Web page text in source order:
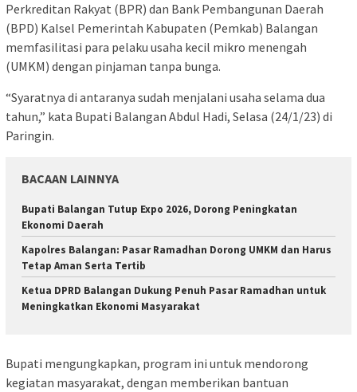
Perkreditan Rakyat (BPR) dan Bank Pembangunan Daerah
(BPD) Kalsel Pemerintah Kabupaten (Pemkab) Balangan
memfasilitasi para pelaku usaha kecil mikro menengah
(UMKM) dengan pinjaman tanpa bunga.
“Syaratnya di antaranya sudah menjalani usaha selama dua
tahun,” kata Bupati Balangan Abdul Hadi, Selasa (24/1/23) di
Paringin.
BACAAN LAINNYA
Bupati Balangan Tutup Expo 2026, Dorong Peningkatan
Ekonomi Daerah
Kapolres Balangan: Pasar Ramadhan Dorong UMKM dan Harus
Tetap Aman Serta Tertib
Ketua DPRD Balangan Dukung Penuh Pasar Ramadhan untuk
Meningkatkan Ekonomi Masyarakat
Bupati mengungkapkan, program ini untuk mendorong
kegiatan masyarakat, dengan memberikan bantuan